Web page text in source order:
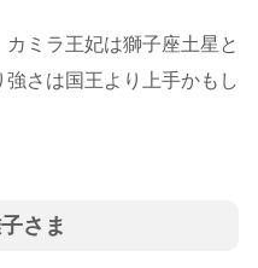
ミラ王妃は獅子座土星と
さは国王より上手かもし
さま